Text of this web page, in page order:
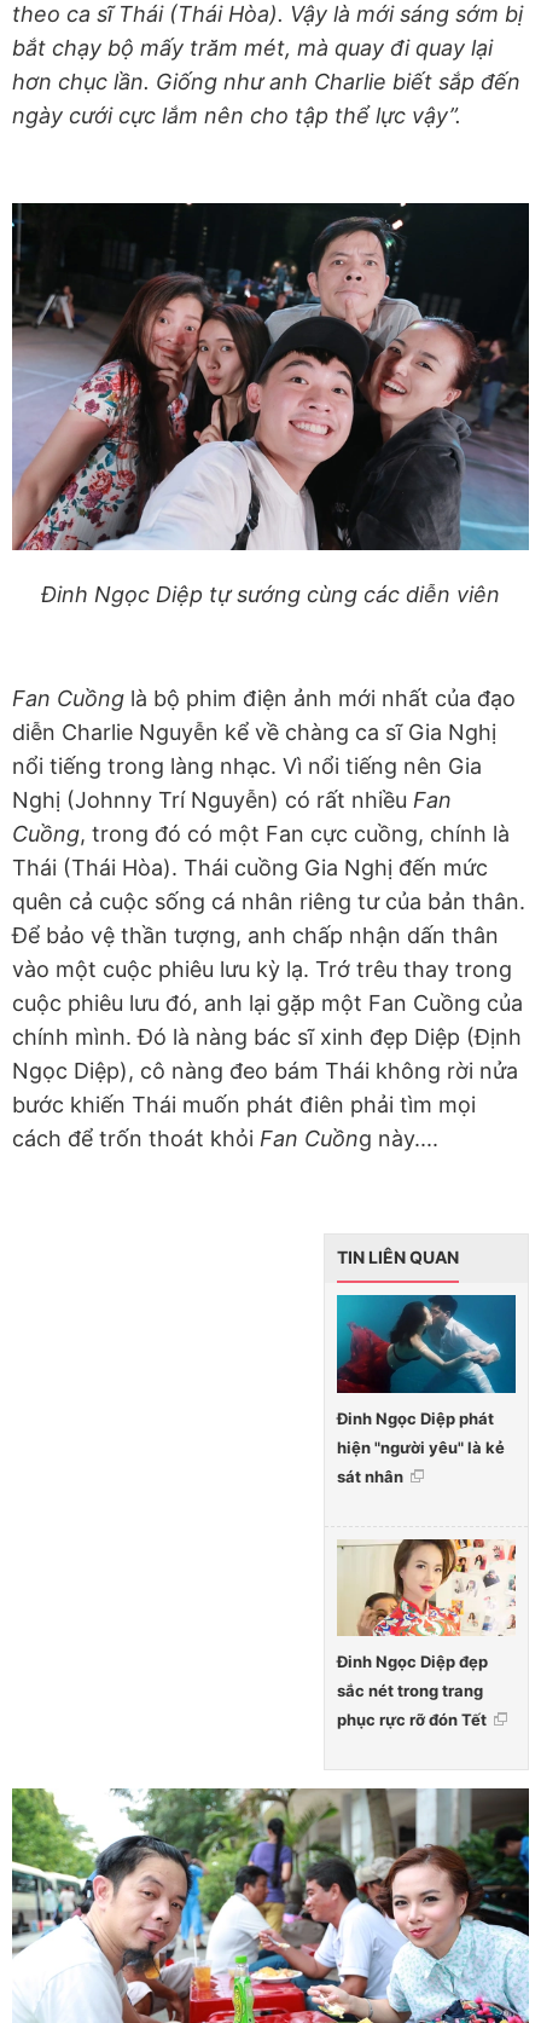
theo ca sĩ Thái (Thái Hòa). Vậy là mới sáng sớm bị
bắt chạy bộ mấy trăm mét, mà quay đi quay lại
hơn chục lần. Giống như anh Charlie biết sắp đến
ngày cưới cực lắm nên cho tập thể lực vậy”.
Đinh Ngọc Diệp tự sướng cùng các diễn viên
Fan Cuồng là bộ phim điện ảnh mới nhất của đạo
diễn Charlie Nguyễn kể về chàng ca sĩ Gia Nghị
nổi tiếng trong làng nhạc. Vì nổi tiếng nên Gia
Nghị (Johnny Trí Nguyễn) có rất nhiều Fan
Cuồng, trong đó có một Fan cực cuồng, chính là
Thái (Thái Hòa). Thái cuồng Gia Nghị đến mức
quên cả cuộc sống cá nhân riêng tư của bản thân.
Để bảo vệ thần tượng, anh chấp nhận dấn thân
vào một cuộc phiêu lưu kỳ lạ. Trớ trêu thay trong
cuộc phiêu lưu đó, anh lại gặp một Fan Cuồng của
chính mình. Đó là nàng bác sĩ xinh đẹp Diệp (Định
Ngọc Diệp), cô nàng đeo bám Thái không rời nửa
bước khiến Thái muốn phát điên phải tìm mọi
cách để trốn thoát khỏi Fan Cuồng này....
TIN LIÊN QUAN
Đinh Ngọc Diệp phát
hiện "người yêu" là kẻ
sát nhân
Đinh Ngọc Diệp đẹp
sắc nét trong trang
phục rực rỡ đón Tết